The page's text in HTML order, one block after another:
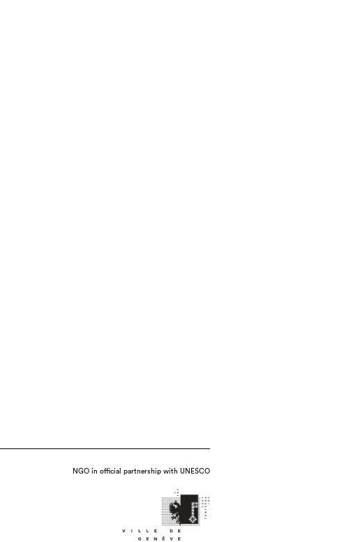
NGO in official partnership with UNESCO